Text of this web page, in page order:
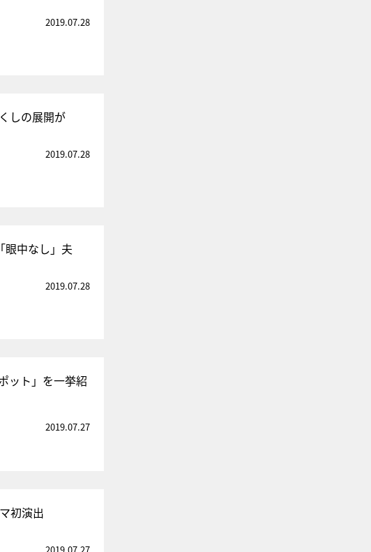
2019.07.28
しの展開が
2019.07.28
眼中なし」夫
2019.07.28
ット」を一挙紹
2019.07.27
初演出
2019.07.27